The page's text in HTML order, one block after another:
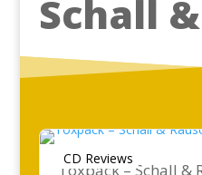
Schall
CD Reviews
Toxpack – Schall &